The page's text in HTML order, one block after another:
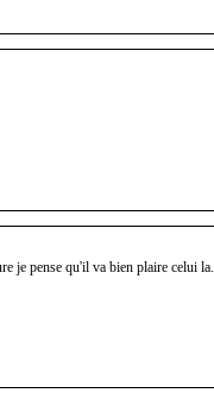
je pense qu'il va bien plaire celui la.